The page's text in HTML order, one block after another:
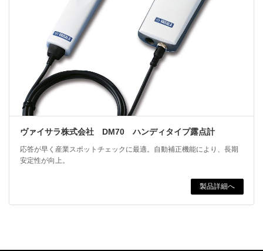
ヴァイサラ株式会社 DM70 ハンディタイプ露点計
応答が早く産業スポットチェックに最適。自動補正機能により、長期
安定性が向上。
製品詳細へ